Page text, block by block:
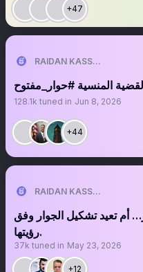
+47
المنسية #حوار_مفتوح
128.1k tuned in Jun 8, 2026
+44
أم تعيد تشكيل الجوار وفق
رؤيتها.
37k tuned in May 23, 2026
+12